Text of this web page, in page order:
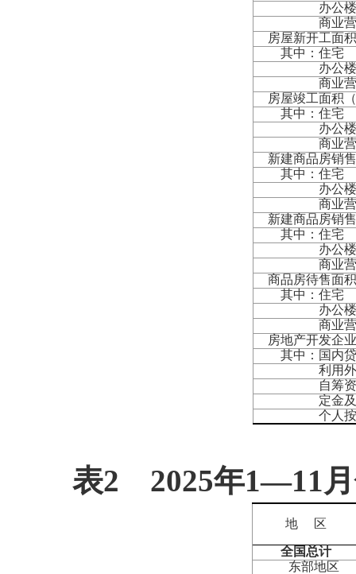
办公楼
商业营
房屋新开工面
其中：住宅
办公楼
商业营
房屋竣工面积
其中：住宅
办公楼
商业营
新建商品房销
其中：住宅
办公楼
商业营
新建商品房销
其中：住宅
办公楼
商业营
商品房待售面
其中：住宅
办公楼
商业营
房地产开发企
其中：国内
利用外
自筹资
定金及
个人按
表2 2025年1—11
地 区
全国总计
东部地区